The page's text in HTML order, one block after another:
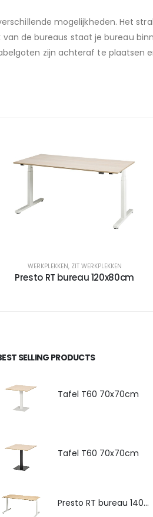
mogelijkheden. Het
de bureaus staat je bureau
zijn achteraf te plaatsen
WERKPLEKKEN, ZIT WERKPLEKKEN
Presto RT bureau 120x80cm
SELLING PRODUCTS
Tafel T60 70x70cm
Tafel T60 70x70cm
Presto RT bureau 140x80cm